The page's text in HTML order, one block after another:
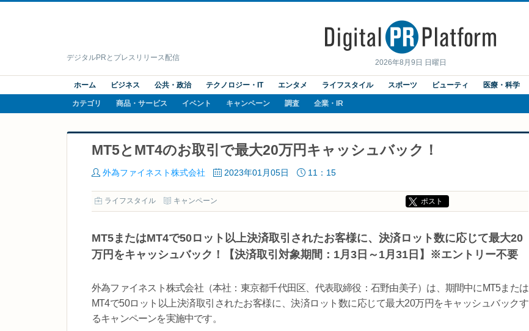
2026年8月9日 日曜日
デジタルPRとプレスリリース配信
ホーム ビジネス 公共・政治 テクノロジー・IT エンタメ ライフスタイル スポーツ ビューティ 医療・科学
カテゴリ 商品・サービス イベント キャンペーン 調査 企業・IR
MT5とMT4のお取引で最大20万円キャッシュバック！
外為ファイネスト株式会社 2023年01月05日 11：15
ライフスタイル キャンペーン ポスト
MT5またはMT4で50ロット以上決済取引されたお客様に、決済ロット数に応じて最大20
万円をキャッシュバック！【決済取引対象期間：1月3日～1月31日】※エントリー不要
外為ファイネスト株式会社（本社：東京都千代田区、代表取締役：石野由美子）は、期間中にMT5または
MT4で50ロット以上決済取引されたお客様に、決済ロット数に応じて最大20万円をキャッシュバックす
るキャンペーンを実施中です。